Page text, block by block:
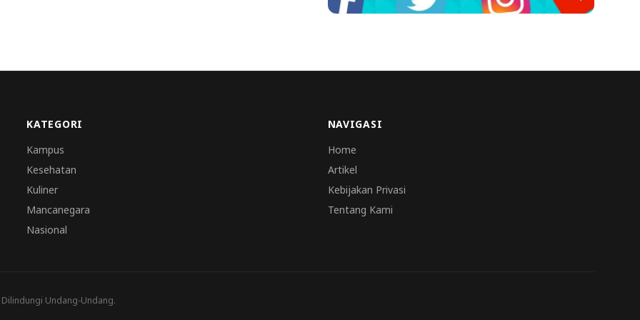
KATEGORI
Kampus
Kesehatan
Kuliner
Mancanegara
Nasional
NAVIGASI
Home
Artikel
Kebijakan Privasi
Tentang Kami
Undang-Undang.